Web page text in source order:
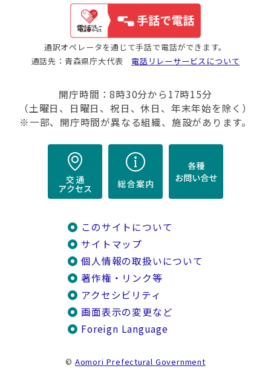
通訳オペレータを通じて手話で電話ができます。
通話先：青森県庁大代表 電話リレーサービスについて
開庁時間：8時30分から17時15分
（土曜日、日曜日、祝日、休日、年末年始を除く）
※一部、開庁時間が異なる組織、施設があります。
このサイトについて
サイトマップ
個人情報の取扱いについて
著作権・リンク等
アクセシビリティ
画面表示の変更など
Foreign Language
© Aomori Prefectural Government